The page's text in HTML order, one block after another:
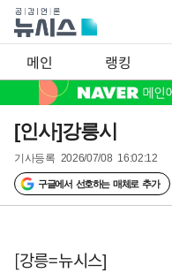
메인 랭킹
[인사]강릉시
기사등록 2026/07/08 16:02:12
구글에서 선호하는 매체로 추가
[강릉=뉴시스]